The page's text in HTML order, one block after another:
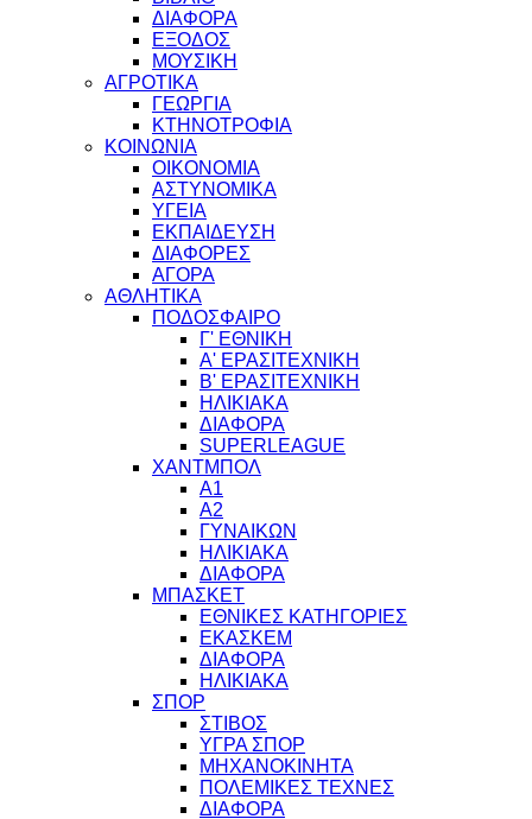
ΔΙΑΦΟΡΑ
ΕΞΟΔΟΣ
ΜΟΥΣΙΚΗ
ΑΓΡΟΤΙΚΑ
ΓΕΩΡΓΙΑ
ΚΤΗΝΟΤΡΟΦΙΑ
ΚΟΙΝΩΝΙΑ
ΟΙΚΟΝΟΜΙΑ
ΑΣΤΥΝΟΜΙΚΑ
ΥΓΕΙΑ
ΕΚΠΑΙΔΕΥΣΗ
ΔΙΑΦΟΡΕΣ
ΑΓΟΡΑ
ΑΘΛΗΤΙΚΑ
ΠΟΔΟΣΦΑΙΡΟ
Γ' ΕΘΝΙΚΗ
Α' ΕΡΑΣΙΤΕΧΝΙΚΗ
Β' ΕΡΑΣΙΤΕΧΝΙΚΗ
ΗΛΙΚΙΑΚΑ
ΔΙΑΦΟΡΑ
SUPERLEAGUE
ΧΑΝΤΜΠΟΛ
Α1
Α2
ΓΥΝΑΙΚΩΝ
ΗΛΙΚΙΑΚΑ
ΔΙΑΦΟΡΑ
ΜΠΑΣΚΕΤ
ΕΘΝΙΚΕΣ ΚΑΤΗΓΟΡΙΕΣ
ΕΚΑΣΚΕΜ
ΔΙΑΦΟΡΑ
ΗΛΙΚΙΑΚΑ
ΣΠΟΡ
ΣΤΙΒΟΣ
ΥΓΡΑ ΣΠΟΡ
ΜΗΧΑΝΟΚΙΝΗΤΑ
ΠΟΛΕΜΙΚΕΣ ΤΕΧΝΕΣ
ΔΙΑΦΟΡΑ